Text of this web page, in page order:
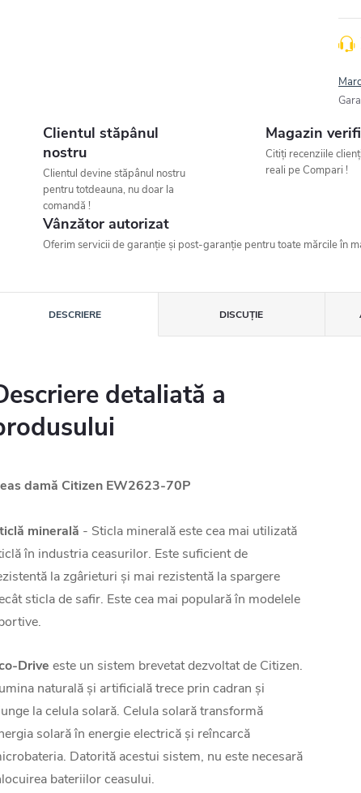
Clientul stăpânul
nostru
Clientul devine stăpânul nostru
pentru totdeauna, nu doar la
comandă !
Magazin
Citiți recenziile
reali pe Compari !
Vânzător autorizat
Oferim servicii de garanție și post-garanție pentru toate mărcile în
DESCRIERE DISCUŢIE
detaliată a
damă Citizen EW2623-70P
minerală - Sticla minerală este cea mai utilizată
în industria ceasurilor. Este suficient de
la zgârieturi și mai rezistentă la spargere
sticla de safir. Este cea mai populară în modelele
Drive este un sistem brevetat dezvoltat de Citizen.
naturală și artificială trece prin cadran și
la celula solară. Celula solară transformă
solară în energie electrică și reîncarcă
Datorită acestui sistem, nu este necesară
bateriilor ceasului.